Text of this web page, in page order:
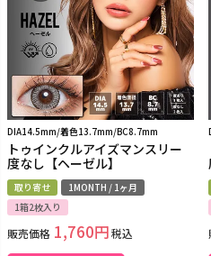
DIA14.5mm/着色13.7mm/BC8.7mm
トゥインクルアイズマンスリー
度なし【ヘーゼル】
取り寄せ
1MONTH / 1ヶ月
1箱2枚入り
販売価格 1,760 税込